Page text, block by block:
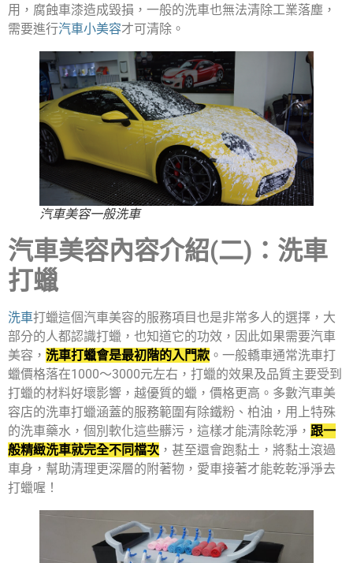
用，腐蝕車漆造成毀損，一般的洗車也無法清除工業落塵，
需要進行汽車小美容才可清除。
汽車美容一般洗車
汽車美容內容介紹(二)：洗車
打蠟
洗車打蠟這個汽車美容的服務項目也是非常多人的選擇，大
部分的人都認識打蠟，也知道它的功效，因此如果需要汽車
美容， 洗車打蠟會是最初階的入門款 。一般轎車通常洗車打
蠟價格落在1000～3000元左右，打蠟的效果及品質主要受到
打蠟的材料好壞影響，越優質的蠟，價格更高。多數汽車美
容店的洗車打蠟涵蓋的服務範圍有除鐵粉、柏油，用上特殊
的洗車藥水，個別軟化這些髒污，這樣才能清除乾淨， 跟一
般精緻洗車就完全不同檔次 ，甚至還會跑黏土，將黏土滾過
車身，幫助清理更深層的附著物，愛車接著才能乾乾淨淨去
打蠟喔！